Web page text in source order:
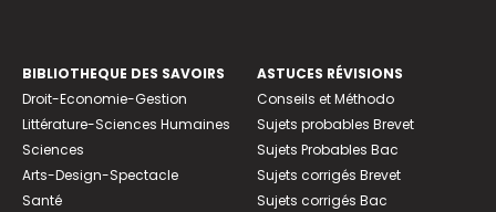
BIBLIOTHEQUE DES SAVOIRS
Droit-Economie-Gestion
Littérature-Sciences Humaines
Sciences
Arts-Design-Spectacle
Santé
ASTUCES RÉVISIONS
Conseils et Méthodo
Sujets probables Brevet
Sujets Probables Bac
Sujets corrigés Brevet
Sujets corrigés Bac